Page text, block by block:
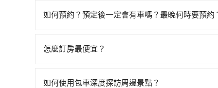
50元車資，而且更會額外浪費26分鐘在轉乘與
或者撞凹的車門仍未被修理，每一次租車都好像
下車地點仍有段距離，在遇到下雨天或者載行李時
的計程車也不是這麼好叫，建議事先做好規劃。
$1,000。
外，tripool司機專業的駕駛和親切服務態度也獲
如何預約？預定後一定會有車嗎？最晚何時要預約
三秒內即可查到真實價格，照著步驟填寫完乘客
越低價，如臨時需要，前一天傍晚五點前仍會收
怎麼訂房最便宜？
區、價位、人數、特殊需求來搜尋適合的旅店與
如何使用包車深度探訪周邊景點？